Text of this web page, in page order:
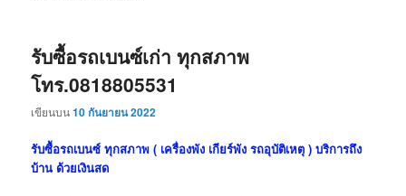
รับซื้อรถเบนซ์เก่า ทุกสภาพ
โทร.0818805531
เขียนบน10 กันยายน 2022
รับซื้อรถเบนซ์ ทุกสภาพ ( เครื่องพัง เกียร์พัง รถอุบัติเหตุ ) บริการถึง
บ้าน ด้วยเงินสด